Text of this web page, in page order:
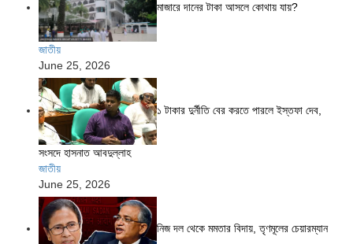
মাজারে দানের টাকা আসলে কোথায় যায়?
জাতীয়
June 25, 2026
১ টাকার দুর্নীতি বের করতে পারলে ইস্তফা দেব,
সংসদে হাসনাত আবদুল্লাহ
জাতীয়
June 25, 2026
নিজ দল থেকে মমতার বিদায়, তৃণমূলের চেয়ারম্যান